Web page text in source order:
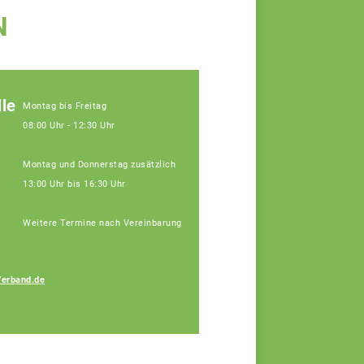
Montag bis Freitag
08:00 Uhr - 12:30 Uhr
Montag und Donnerstag zusätzlich
13:00 Uhr bis 16:30 Uhr
Weitere Termine nach Vereinbarung